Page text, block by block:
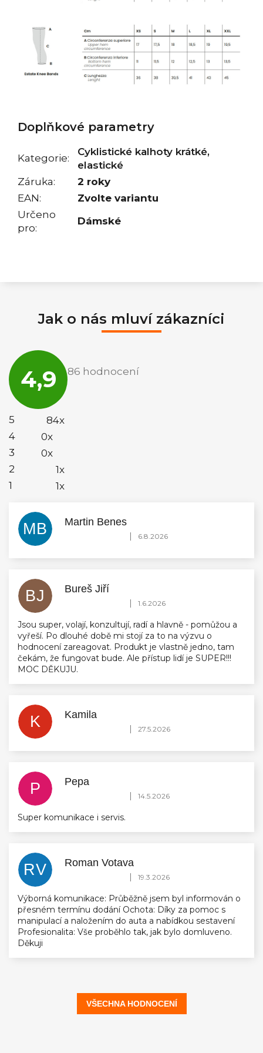
Doplňkové parametry
Kategorie:
Cyklistické kalhoty krátké,
elastické
Záruka:
2 roky
EAN:
Zvolte variantu
Určeno
pro:
Dámské
Jak o nás mluví zákazníci
4,9
obchodu
je
86 hodnocení
5
84x
4
0x
3
0x
2
1x
1
1x
MB Martin Benes
Hodnocení obchodu je 5 z 5 hvězdiček.
| 6.8.2026
BJ Bureš Jiří
Hodnocení obchodu je 5 z 5 hvězdiček.
| 1.6.2026
Jsou super, volají, konzultují, radí a hlavně - pomůžou a
vyřeší. Po dlouhé době mi stojí za to na výzvu o
hodnocení zareagovat. Produkt je vlastně jedno, tam
čekám, že fungovat bude. Ale přístup lidí je SUPER!!!
MOC DĚKUJU.
K Kamila
Hodnocení obchodu je 5 z 5 hvězdiček.
| 27.5.2026
P Pepa
Hodnocení obchodu je 5 z 5 hvězdiček.
| 14.5.2026
Super komunikace i servis.
RV Roman Votava
Hodnocení obchodu je 5 z 5 hvězdiček.
| 19.3.2026
Výborná komunikace: Průběžně jsem byl informován o
přesném termínu dodání Ochota: Díky za pomoc s
manipulací a naložením do auta a nabídkou sestavení
Profesionalita: Vše proběhlo tak, jak bylo domluveno.
Děkuji
VŠECHNA HODNOCENÍ